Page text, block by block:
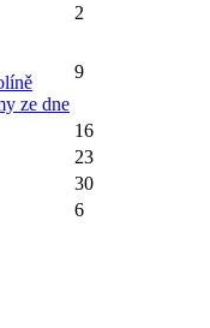
2
ze dne
9
16
23
30
6